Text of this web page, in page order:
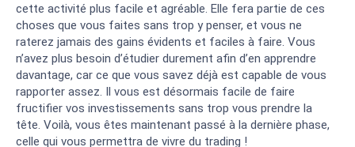
cette activité plus facile et agréable. Elle fera partie de ces
choses que vous faites sans trop y penser, et vous ne
raterez jamais des gains évidents et faciles à faire. Vous
n’avez plus besoin d’étudier durement afin d’en apprendre
davantage, car ce que vous savez déjà est capable de vous
rapporter assez. Il vous est désormais facile de faire
fructifier vos investissements sans trop vous prendre la
tête. Voilà, vous êtes maintenant passé à la dernière phase,
celle qui vous permettra de vivre du trading !